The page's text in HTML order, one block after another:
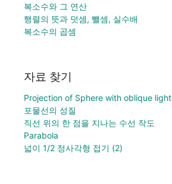
복소수와 그 연산
행렬의 뜻과 덧셈, 뺄셈, 실수배
복소수의 곱셈
자료 찾기
Projection of Sphere with oblique light
포물선의 성질
직선 위의 한 점을 지나는 수선 작도
Parabola
넓이 1/2 정사각형 접기 (2)